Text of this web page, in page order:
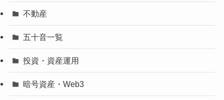
不動産
五十音一覧
投資・資産運用
暗号資産・Web3